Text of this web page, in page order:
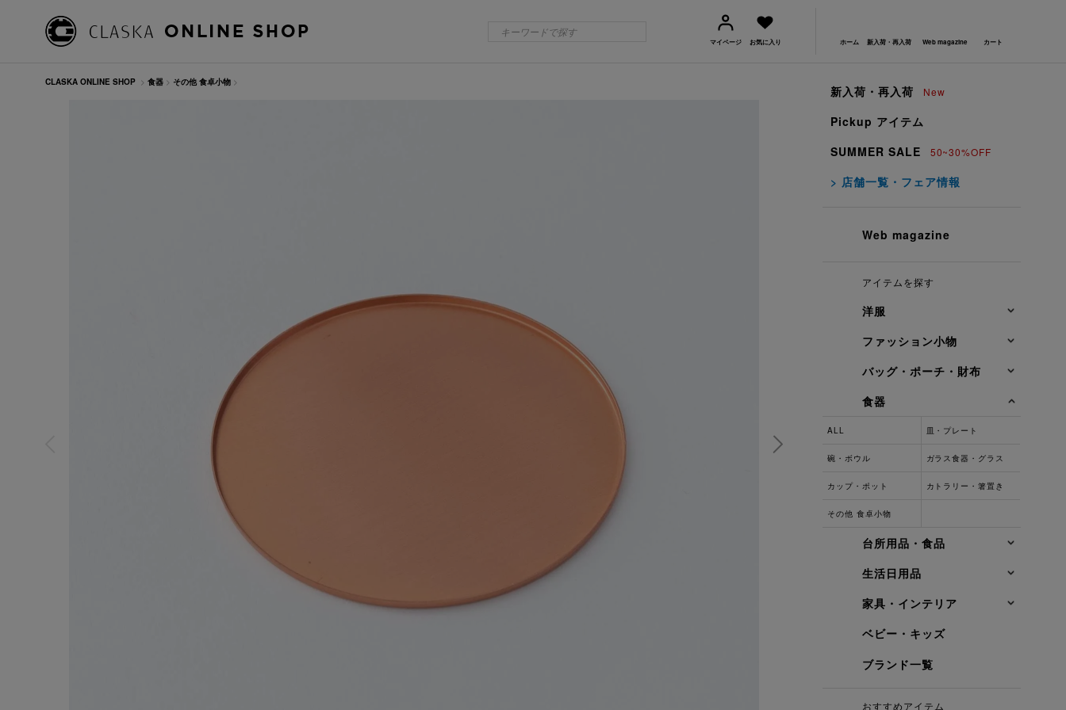
マイページ お気に入り ホーム 新入荷・再入荷 Web magazine カート
新入荷・再入荷 New
Pickup アイテム
SUMMER SALE
50~30%OFF
> 店舗一覧・フェア情報
Web magazine
アイテムを探す
洋服
ファッション小物
バッグ・ポーチ・財布
食器
ALL 皿・プレート
碗・ボウル ガラス食器・グラス
カップ・ポット カトラリー・箸置き
その他 食卓小物
台所用品・食品
生活日用品
家具・インテリア
ベビー・キッズ
ブランド一覧
おすすめアイテム
CLASKA ONLINE SHOP > 食器 > その他 食卓小物 >